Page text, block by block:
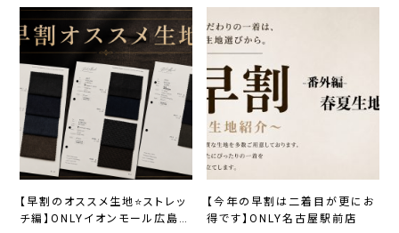
【早割のオススメ生地⭐ストレッ
チ編】ONLYイオンモール広島府
【今年の早割は二着目が更にお
得です】ONLY名古屋駅前店